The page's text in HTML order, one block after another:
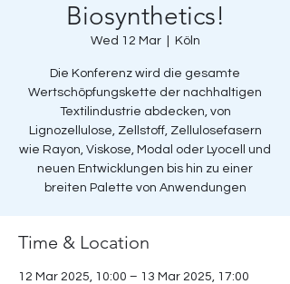
Biosynthetics!
Wed 12 Mar
  |
Köln
Die Konferenz wird die gesamte
Wertschöpfungskette der nachhaltigen
Textilindustrie abdecken, von
Lignozellulose, Zellstoff, Zellulosefasern
wie Rayon, Viskose, Modal oder Lyocell und
neuen Entwicklungen bis hin zu einer
breiten Palette von Anwendungen
Time & Location
12 Mar 2025, 10:00 – 13 Mar 2025, 17:00